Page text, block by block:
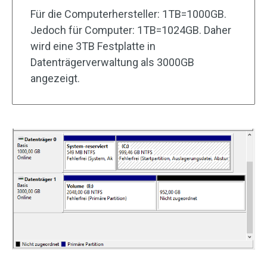
Für die Computerhersteller: 1TB=1000GB.
Jedoch für Computer: 1TB=1024GB. Daher
wird eine 3TB Festplatte in
Datenträgerverwaltung als 3000GB
angezeigt.